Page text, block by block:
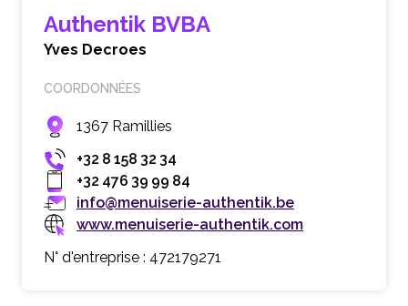
Authentik BVBA
Yves Decroes
COORDONNÉES
1367 Ramillies
+32 8 158 32 34
+32 476 39 99 84
info@menuiserie-authentik.be
www.menuiserie-authentik.com
N° d'entreprise : 472179271